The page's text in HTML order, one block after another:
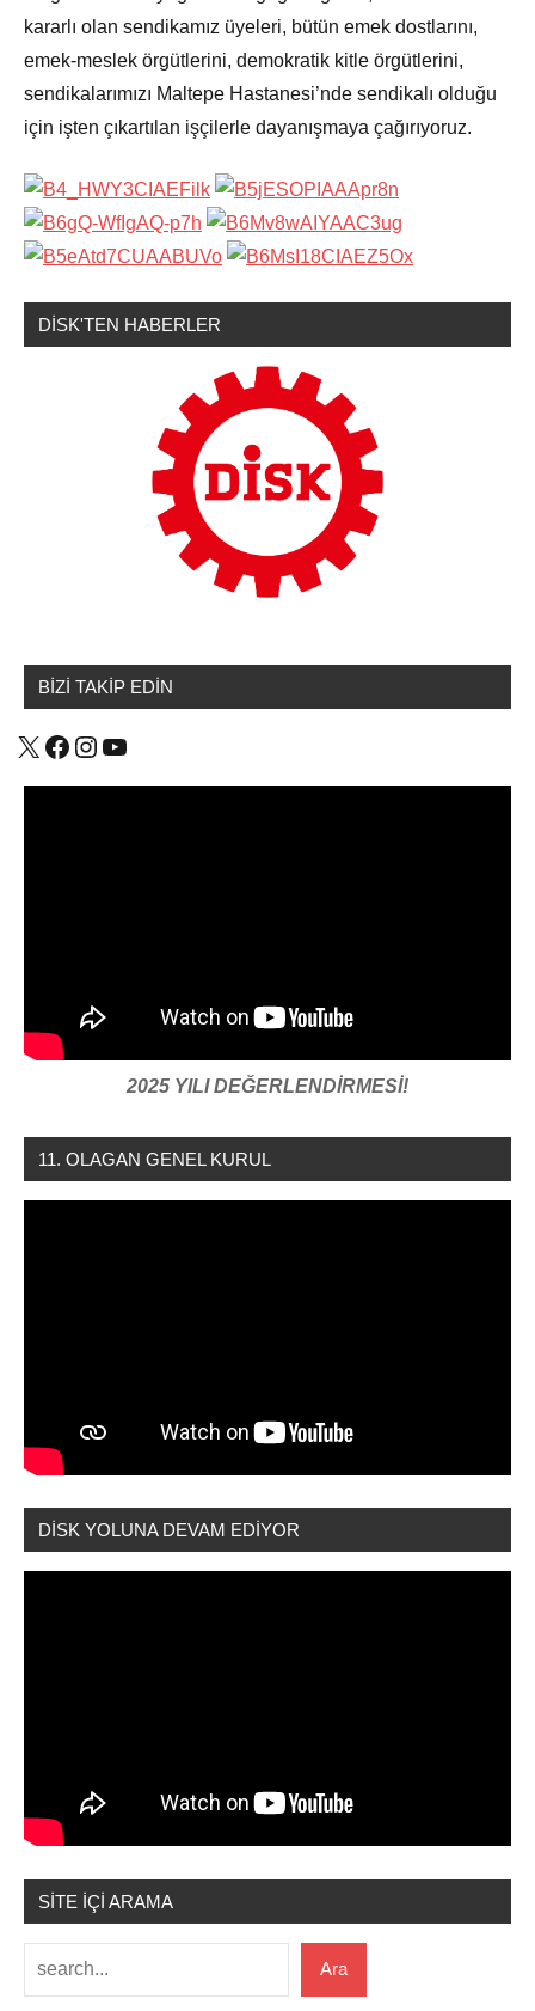
kararlı olan sendikamız üyeleri, bütün emek dostlarını,
emek-meslek örgütlerini, demokratik kitle örgütlerini,
sendikalarımızı Maltepe Hastanesi’nde sendikalı olduğu
için işten çıkartılan işçilerle dayanışmaya çağırıyoruz.
DİSK'TEN HABERLER
BİZİ TAKİP EDİN
X Facebook
Instagram
YouTube
2025 YILI DEĞERLENDİRMESİ!
11. OLAGAN GENEL KURUL
DİSK YOLUNA DEVAM EDİYOR
SİTE İÇİ ARAMA
Ara